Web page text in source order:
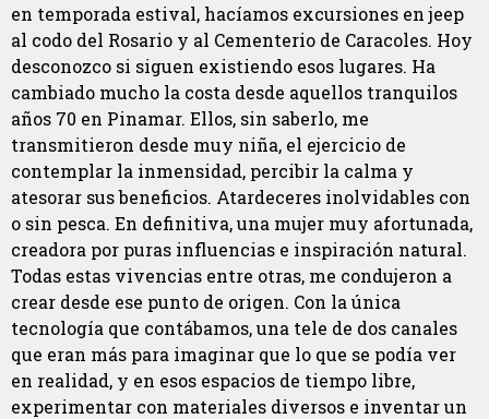
en temporada estival, hacíamos excursiones en jeep
al codo del Rosario y al Cementerio de Caracoles. Hoy
desconozco si siguen existiendo esos lugares. Ha
cambiado mucho la costa desde aquellos tranquilos
años 70 en Pinamar. Ellos, sin saberlo, me
transmitieron desde muy niña, el ejercicio de
contemplar la inmensidad, percibir la calma y
atesorar sus beneficios. Atardeceres inolvidables con
o sin pesca. En definitiva, una mujer muy afortunada,
creadora por puras influencias e inspiración natural.
Todas estas vivencias entre otras, me condujeron a
crear desde ese punto de origen. Con la única
tecnología que contábamos, una tele de dos canales
que eran más para imaginar que lo que se podía ver
en realidad, y en esos espacios de tiempo libre,
experimentar con materiales diversos e inventar un